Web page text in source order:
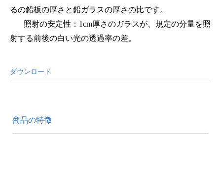
るの鉛板の厚さと鉛ガラスの厚さの比です。
照射の安定性： 1cm厚さのガラスが、規定の分量を照
射する前後の白い光の透過率の差。
ダウンロード
商品の特徴